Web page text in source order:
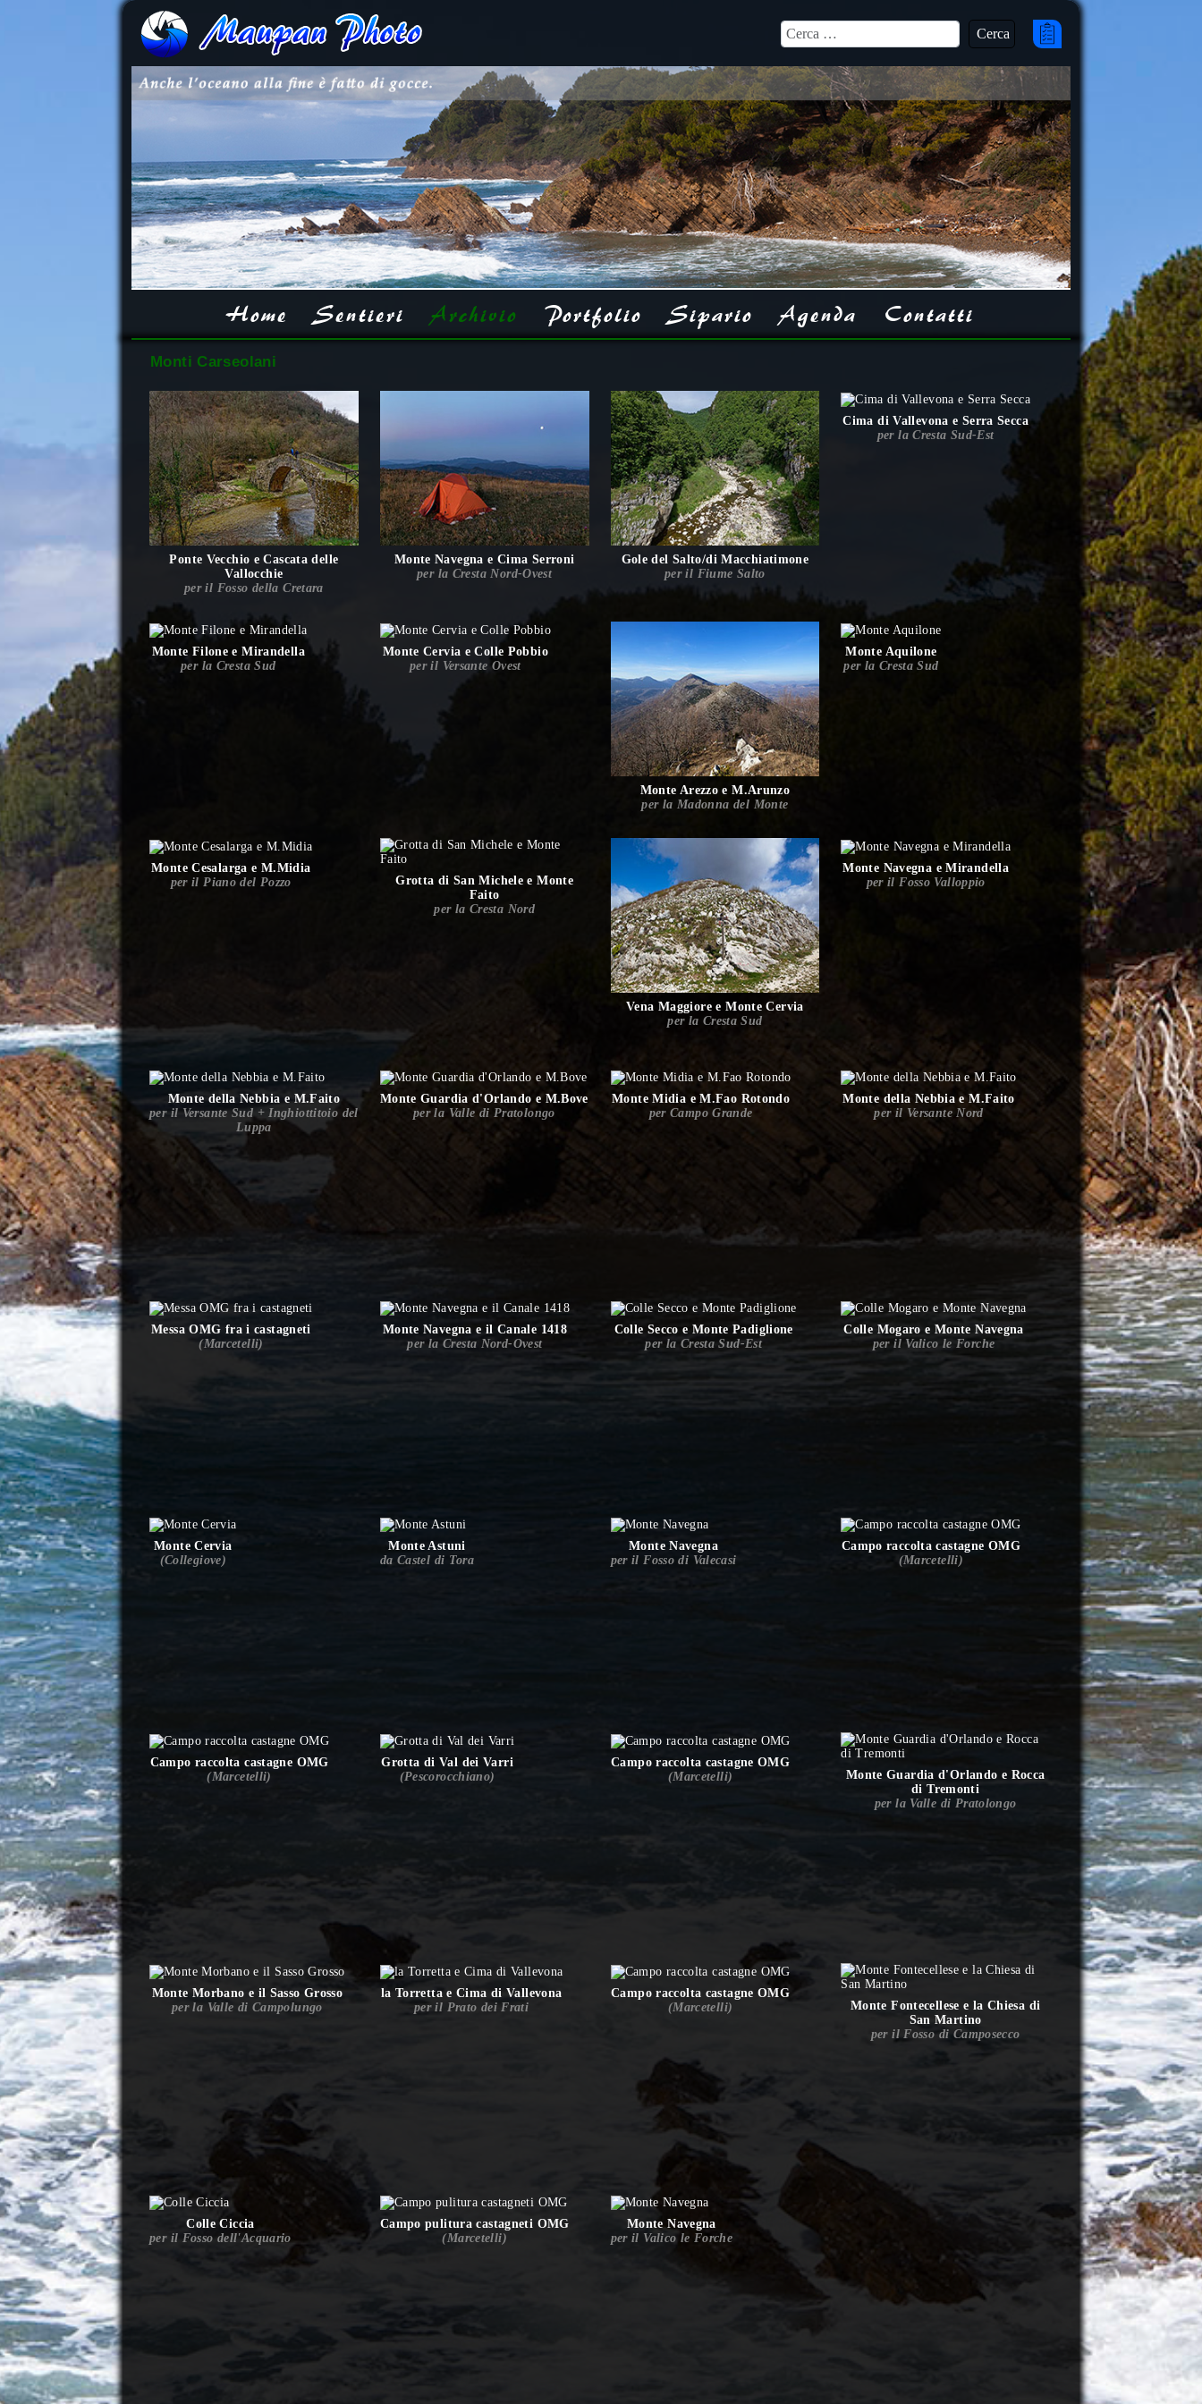
Cerca
Cerca
Home Sentieri Archivio Portfolio Sipario Agenda Contatti
Monti Carseolani
Ponte Vecchio e Cascata delle
Vallocchie
per il Fosso della Cretara
Monte Navegna e Cima Serroni
per la Cresta Nord-Ovest
Gole del Salto/di Macchiatimone
per il Fiume Salto
Cima di Vallevona e Serra Secca
per la Cresta Sud-Est
Monte Filone e Mirandella
per la Cresta Sud
Monte Cervia e Colle Pobbio
per il Versante Ovest
Monte Arezzo e M.Arunzo
per la Madonna del Monte
Monte Aquilone
per la Cresta Sud
Monte Cesalarga e M.Midia
per il Piano del Pozzo
Grotta di San Michele e Monte
Faito
per la Cresta Nord
Vena Maggiore e Monte Cervia
per la Cresta Sud
Monte Navegna e Mirandella
per il Fosso Valloppio
Monte della Nebbia e M.Faito
per il Versante Sud + Inghiottitoio del
Luppa
Monte Guardia d'Orlando e M.Bove
per la Valle di Pratolongo
Monte Midia e M.Fao Rotondo
per Campo Grande
Monte della Nebbia e M.Faito
per il Versante Nord
Messa OMG fra i castagneti
(Marcetelli)
Monte Navegna e il Canale 1418
per la Cresta Nord-Ovest
Colle Secco e Monte Padiglione
per la Cresta Sud-Est
Colle Mogaro e Monte Navegna
per il Valico le Forche
Monte Cervia
(Collegiove)
Monte Astuni
da Castel di Tora
Monte Navegna
per il Fosso di Valecasi
Campo raccolta castagne OMG
(Marcetelli)
Campo raccolta castagne OMG
(Marcetelli)
Grotta di Val dei Varri
(Pescorocchiano)
Campo raccolta castagne OMG
(Marcetelli)
Monte Guardia d'Orlando e Rocca
di Tremonti
per la Valle di Pratolongo
Monte Morbano e il Sasso Grosso
per la Valle di Campolungo
la Torretta e Cima di Vallevona
per il Prato dei Frati
Campo raccolta castagne OMG
(Marcetelli)
Monte Fontecellese e la Chiesa di
San Martino
per il Fosso di Camposecco
Colle Ciccia
per il Fosso dell'Acquario
Campo pulitura castagneti OMG
(Marcetelli)
Monte Navegna
per il Valico le Forche